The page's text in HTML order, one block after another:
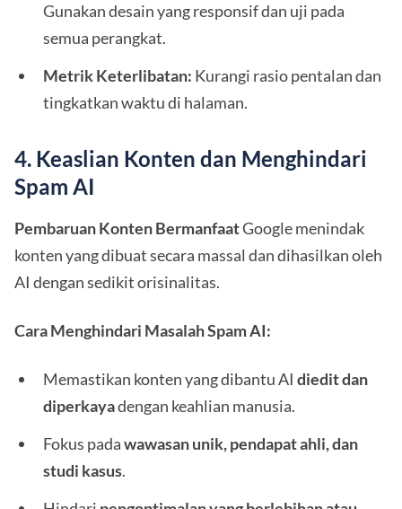
Gunakan desain yang responsif dan uji pada
semua perangkat.
Metrik Keterlibatan: Kurangi rasio pentalan dan
tingkatkan waktu di halaman.
4. Keaslian Konten dan Menghindari
Spam AI
Pembaruan Konten BermanfaatGoogle menindak
konten yang dibuat secara massal dan dihasilkan oleh
AI dengan sedikit orisinalitas.
Cara Menghindari Masalah Spam AI:
Memastikan konten yang dibantu AI diedit dan
diperkayadengan keahlian manusia.
Fokus padawawasan unik, pendapat ahli, dan
studi kasus.